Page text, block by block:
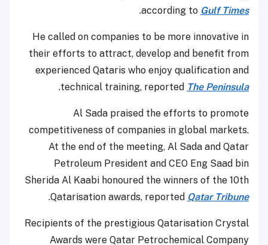
according to Gulf Times
.
He called on companies to be more innovative in
their efforts to attract, develop and benefit from
experienced Qataris who enjoy qualification and
technical training, reported The Peninsula
.
Al Sada praised the efforts to promote
competitiveness of companies in global markets.
At the end of the meeting, Al Sada and Qatar
Petroleum President and CEO Eng Saad bin
Sherida Al Kaabi honoured the winners of the 10th
Qatarisation awards, reported Qatar Tribune
.
Recipients of the prestigious Qatarisation Crystal
Awards were Qatar Petrochemical Company